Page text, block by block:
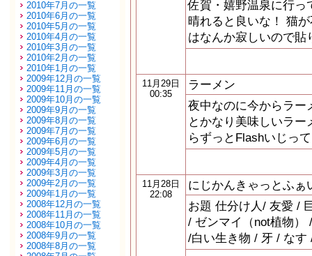
2010年7月の一覧
2010年6月の一覧
2010年5月の一覧
2010年4月の一覧
2010年3月の一覧
2010年2月の一覧
2010年1月の一覧
2009年12月の一覧
2009年11月の一覧
2009年10月の一覧
2009年9月の一覧
2009年8月の一覧
2009年7月の一覧
2009年6月の一覧
2009年5月の一覧
2009年4月の一覧
2009年3月の一覧
2009年2月の一覧
2009年1月の一覧
2008年12月の一覧
2008年11月の一覧
2008年10月の一覧
2008年9月の一覧
2008年8月の一覧
佐賀・嬉野温泉に行
晴れると良いな！ 猫
はなんか寂しいので貼
11月29日
00:35
ラーメン
夜中なのに今からラー
とかなり美味しいラ
らずっとFlashいじっ
11月28日
22:08
にじかんきゃっとふぁ
お題 仕分け人/ 友愛 /
/ ゼンマイ（not植物）
/白い生き物 / 牙 / な